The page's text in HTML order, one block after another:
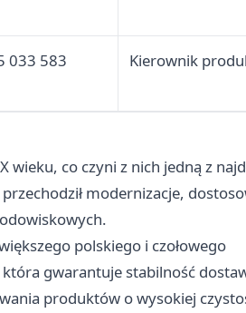
033 583 Kierownik
co czyni z nich jedną z
modernizacje,
polskiego i czołowego
gwarantuje stabilność
produktów o wysokiej